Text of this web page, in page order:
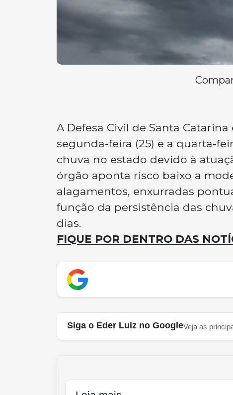
A Defesa Civil de Santa
segunda-feira (25) e a quarta-
chuva no estado devido à
órgão aponta risco baixo a
alagamentos, enxurradas
função da persistência das
dias.
FIQUE POR DENTRO DAS
Siga o Eder Luiz no GoogleVeja as